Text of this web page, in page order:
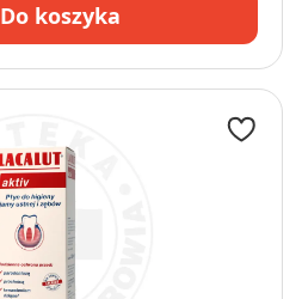
Do koszyka